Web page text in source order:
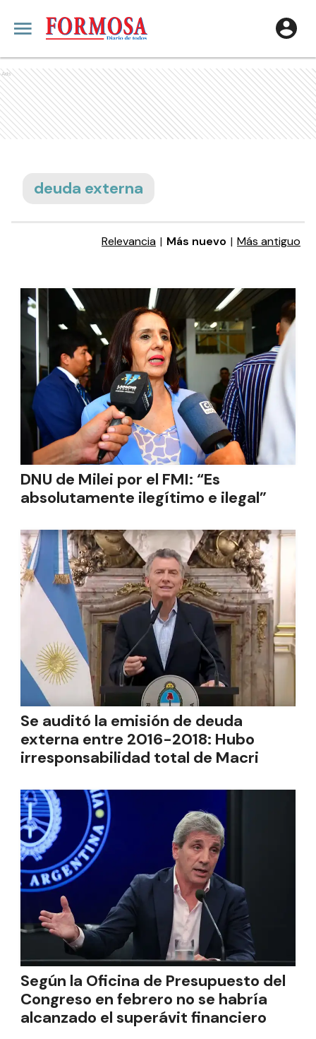
Ads
deuda externa
Relevancia | Más nuevo | Más antiguo
DNU de Milei por el FMI: “Es
absolutamente ilegítimo e ilegal”
Se auditó la emisión de deuda
externa entre 2016-2018: Hubo
irresponsabilidad total de Macri
Según la Oficina de Presupuesto del
Congreso en febrero no se habría
alcanzado el superávit financiero